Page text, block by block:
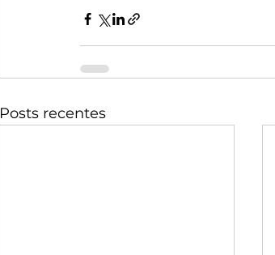
Posts recentes